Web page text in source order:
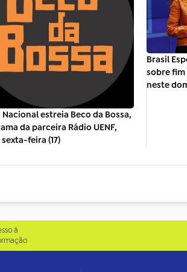
Nacional estreia Beco da Bossa,
da parceira Rádio UENF,
feira (17)
Brasil
sobre fim
neste
à